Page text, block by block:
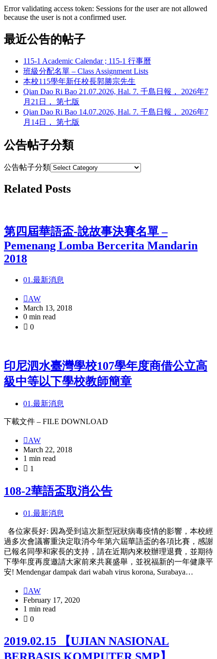
Error validating access token: Sessions for the user are not allowed
because the user is not a confirmed user.
最近公告的帖子
115-1 Academic Calendar ; 115-1 行事曆
班級分配名單 – Class Assignment Lists
本校115學年新任校長郭勝宗先生
Qian Dao Ri Bao 21.07.2026, Hal. 7. 千島日報， 2026年7
月21日， 第七版
Qian Dao Ri Bao 14.07.2026, Hal. 7. 千島日報， 2026年7
月14日， 第七版
公告帖子分類
公告帖子分類
Related Posts
第四屆華語盃-說故事決賽名單 –
Pemenang Lomba Bercerita Mandarin
2018
01.最新消息
AW
March 13, 2018
0 min read
0
印尼泗水臺灣學校107學年度商借公立高
級中等以下學校教師簡章
01.最新消息
下載文件 – FILE DOWNLOAD
AW
March 22, 2018
1 min read
1
108-2華語盃取消公告
01.最新消息
各位家長好: 因為受到這次新型冠狀病毒疫情的影響，本校經
過多次會議審重決定取消今年第六屆華語盃的各項比賽，感謝
已報名同學和家長的支持，請在近期內來校辦理退費，並期待
下學年度再度邀請大家前來共襄盛舉，並祝福新的一年健康平
安! Mendengar dampak dari wabah virus korona, Surabaya…
AW
February 17, 2020
1 min read
0
2019.02.15 【UJIAN NASIONAL